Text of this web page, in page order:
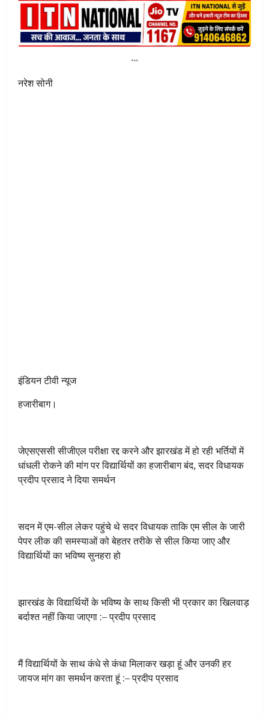
```
नरेश सोनी
इंडियन टीवी न्यूज
हजारीबाग।
जेएसएससी सीजीएल परीक्षा रद्द करने और झारखंड में हो रही भर्तियों में
धांधली रोकने की मांग पर विद्यार्थियों का हजारीबाग बंद, सदर विधायक
प्रदीप प्रसाद ने दिया समर्थन
सदन में एम-सील लेकर पहुंचे थे सदर विधायक ताकि एम सील के जारी
पेपर लीक की समस्याओं को बेहतर तरीके से सील किया जाए और
विद्यार्थियों का भविष्य सुनहरा हो
झारखंड के विद्यार्थियों के भविष्य के साथ किसी भी प्रकार का खिलवाड़
बर्दाश्त नहीं किया जाएगा :– प्रदीप प्रसाद
मैं विद्यार्थियों के साथ कंधे से कंधा मिलाकर खड़ा हूं और उनकी हर
जायज मांग का समर्थन करता हूं :– प्रदीप प्रसाद